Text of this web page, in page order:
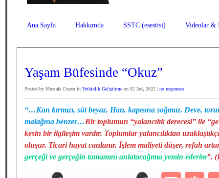
Ana Sayfa Hakkımda SSTC (esestisi) Videolar &
Yaşam Büfesinde “Okuz”
Posted by Mustafa Copcu in Yetkinlik Geliştirme on 02 3rd, 2022 | no responses
“…Kan kırmızı, süt beyaz. Han, kapısına soğmaz. Deve,
malağına benzer…Bir toplumun “yalancılık derecesi” ile “
kesin bir ilgileşim vardır. Toplumlar yalancılıktan
oluşur. Ticari hayat canlanır. İşlem maliyeti düşer, refah
gerçeği ve gerçeğin tamamını anlatacağıma yemin ederim”.